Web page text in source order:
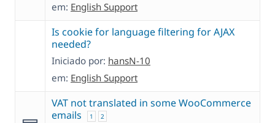
em: English Support
Is cookie for language filtering for AJAX
needed?
Iniciado por: hansN-10
em: English Support
VAT not translated in some WooCommerce
emails
1 2